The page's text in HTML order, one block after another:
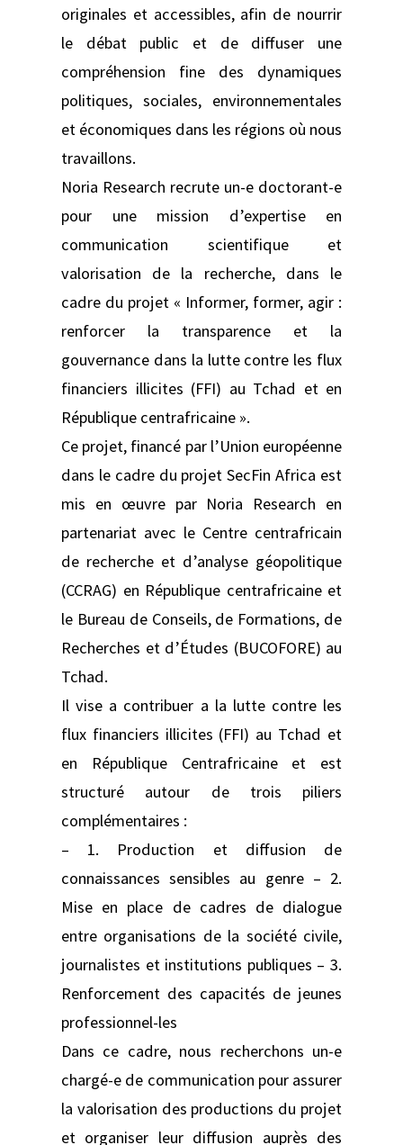
originales et accessibles, afin de nourrir
le débat public et de diffuser une
compréhension fine des dynamiques
politiques, sociales, environnementales
et économiques dans les régions où nous
travaillons.
Noria Research recrute un-e doctorant-e
pour une mission d’expertise en
communication scientifique et
valorisation de la recherche, dans le
cadre du projet « Informer, former, agir :
renforcer la transparence et la
gouvernance dans la lutte contre les flux
financiers illicites (FFI) au Tchad et en
République centrafricaine ».
Ce projet, financé par l’Union européenne
dans le cadre du projet SecFin Africa est
mis en œuvre par Noria Research en
partenariat avec le Centre centrafricain
de recherche et d’analyse géopolitique
(CCRAG) en République centrafricaine et
le Bureau de Conseils, de Formations, de
Recherches et d’Études (BUCOFORE) au
Tchad.
Il vise a contribuer a la lutte contre les
flux financiers illicites (FFI) au Tchad et
en République Centrafricaine et est
structuré autour de trois piliers
complémentaires :
– 1. Production et diffusion de
connaissances sensibles au genre – 2.
Mise en place de cadres de dialogue
entre organisations de la société civile,
journalistes et institutions publiques – 3.
Renforcement des capacités de jeunes
professionnel-les
Dans ce cadre, nous recherchons un-e
chargé-e de communication pour assurer
la valorisation des productions du projet
et organiser leur diffusion auprès des